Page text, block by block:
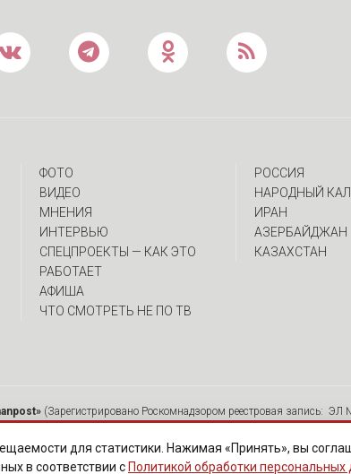
ФОТО
ВИДЕО
МНЕНИЯ
ИНТЕРВЬЮ
CПЕЦПРОЕКТЫ — КАК ЭТО
РАБОТАЕТ
АФИША
ЧТО СМОТРЕТЬ НЕ ПО ТВ
РОССИЯ
НАРОДНЫЙ
ИРАН
АЗЕРБАЙДЖАН
КАЗАХСТАН
(Зарегистрировано Роскомнадзором реестровая запись:
Вербина А.В. Адрес: 414000, г. Астрахань, ул. Советская,
сетевого издания «Astrakhanpost», допускается
редактирования. Редакция оставляет за собой право
законы РФ. «САЙТ ПРЕДНАЗНАЧЕН ДЛЯ АУДИТОРИИ 18+»
для статистики. Нажимая «Принять», вы
в соответствии с Политикой обработки персональных